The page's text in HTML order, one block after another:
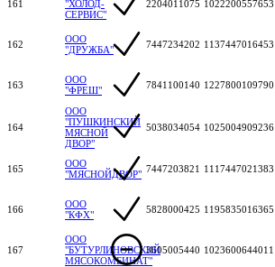
161
"ХОЛОД-
СЕРВИС"
2204011075 1022200557653
162
ООО
"ДРУЖБА"
7447234202 1137447016453
163
ООО
"ФРЕШ"
7841100140 1227800109790
164
ООО
"ПУШКИНСКИЙ
МЯСНОЙ
ДВОР"
5038034054 1025004909236
165
ООО
"МЯСНОЙДВОР" 7447203821 1117447021383
166
ООО
"КФХ"
5828000425 1195835016365
167
ООО
"БУТУРЛИНОВСКИЙ
МЯСОКОМБИНАТ"
3605005440 1023600644011